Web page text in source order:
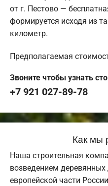
от г. Пестово —
формируется исходя из
километр.
Предполагаемая
Звоните чтобы узнать
+7 921 027-89-78
Как мы
Наша строительная
возведением
европейской части